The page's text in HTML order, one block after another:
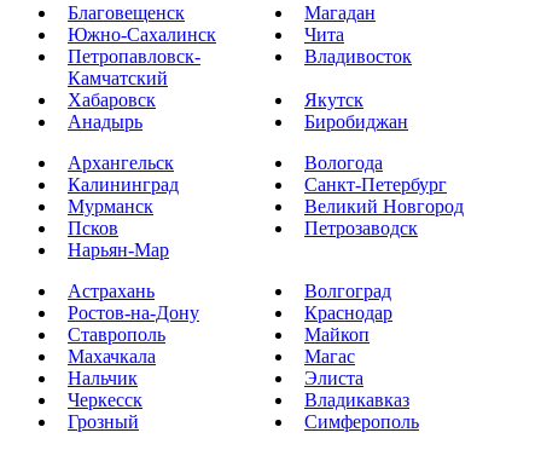
Благовещенск
Магадан
Южно-Сахалинск
Чита
Петропавловск-
Камчатский
Владивосток
Хабаровск
Якутск
Анадырь
Биробиджан
Архангельск
Вологода
Калининград
Санкт-Петербург
Мурманск
Великий Новгород
Псков
Петрозаводск
Нарьян-Мар
Астрахань
Волгоград
Ростов-на-Дону
Краснодар
Ставрополь
Майкоп
Махачкала
Магас
Нальчик
Элиста
Черкесск
Владикавказ
Грозный
Симферополь